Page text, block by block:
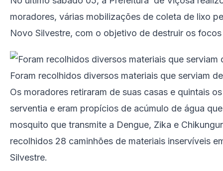
moradores, várias mobilizações de coleta de lixo
Novo Silvestre, com o objetivo de destruir os
Foram recolhidos diversos materiais que serviam
Os moradores retiraram de suas casas e quintais
serventia e eram propícios de acúmulo de água
mosquito que transmite a Dengue, Zika e
recolhidos 28 caminhões de materiais inservíveis
Silvestre.